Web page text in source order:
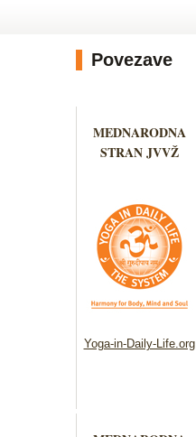
Povezave
MEDNARODNA
STRAN JVVŽ
Yoga-in-Daily-Life.org